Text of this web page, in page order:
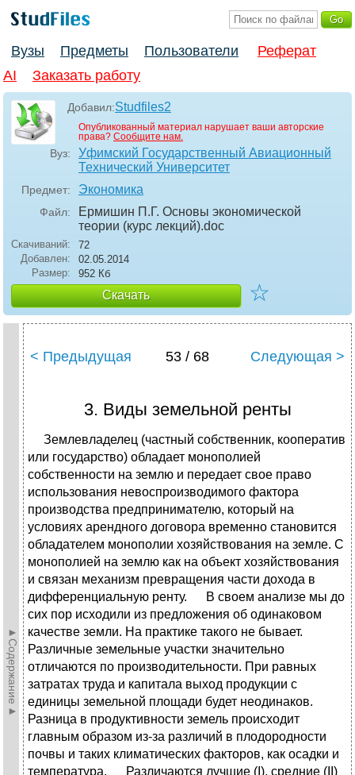
Вузы Предметы Пользователи
Реферат
AI
Заказать работу
Добавил:Studfiles2
Опубликованный материал нарушает ваши авторские
права? Сообщите нам.
Вуз:
Уфимский Государственный Авиационный
Технический Университет
Предмет: Экономика
Файл:
Ермишин П.Г. Основы экономической
теории (курс лекций).doc
Скачиваний:
72
Добавлен:
02.05.2014
Размер:
952 Кб
Скачать ☆
►Содержание►
< Предыдущая 53 / 68 Следующая >
3. Виды земельной ренты
Землевладелец (частный собственник, кооператив
или государство) обладает монополией
собственности на землю и передает свое право
использования невоспроизводимого фактора
производства предпринимателю, который на
условиях арендного договора временно становится
обладателем монополии хозяйствования на земле. С
монополией на землю как на объект хозяйствования
и связан механизм превращения части дохода в
дифференциальную ренту. В своем анализе мы до
сих пор исходили из предложения об одинаковом
качестве земли. На практике такого не бывает.
Различные земельные участки значительно
отличаются по производительности. При равных
затратах труда и капитала выход продукции с
единицы земельной площади будет неодинаков.
Разница в продуктивности земель происходит
главным образом из-за различий в плодородности
почвы и таких климатических факторов, как осадки и
температура. Различаются лучшие (I), средние (II)